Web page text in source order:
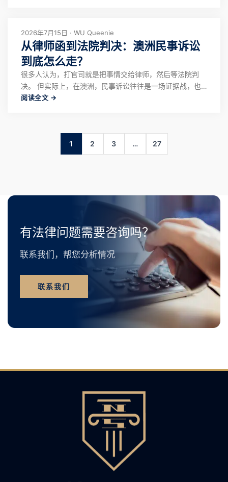
决于事实本
2026年7月15日 · WU Queenie
从律师函到法院判决：澳洲民事诉讼
到底怎么走？
很多人认为，打官司就是把事情交给律师，然后等法院判
决。 但实际上，在澳洲，民事诉讼往往是一场证据战，也
是成本战。真正走进法院后，时间、律师费和诉讼成本都会
事纠纷主要包括以下几类。 第一，合同纠纷
阅读全文 →
1 2 3 … 27
有法律问题需要咨询吗？
联系我们，帮您分析情况
联系我们